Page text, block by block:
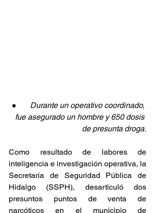
● Durante un operativo coordinado,
fue asegurado un hombre y 650 dosis
de presunta droga.
Como resultado de labores de
inteligencia e investigación operativa, la
Secretaría de Seguridad Pública de
Hidalgo (SSPH), desarticuló dos
presuntos puntos de venta de
narcóticos en el municipio de